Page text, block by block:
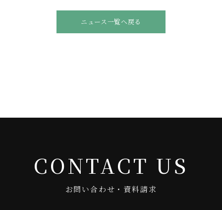
ニュース一覧へ戻る
CONTACT US
お問い合わせ・資料請求